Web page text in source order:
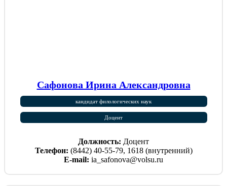
Сафонова Ирина Александровна
кандидат филологических наук
Доцент
Должность: Доцент
Телефон: (8442) 40-55-79, 1618 (внутренний)
E-mail: ia_safonova@volsu.ru